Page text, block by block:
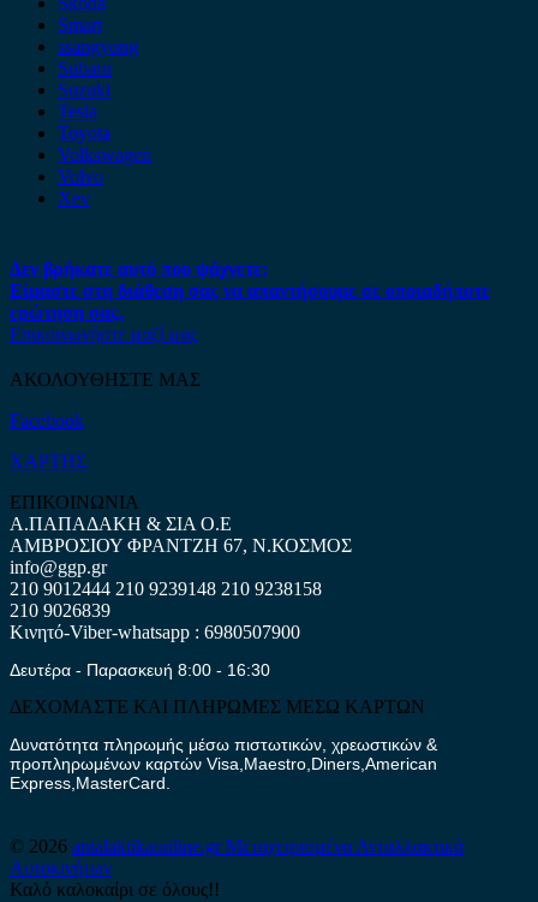
Smart
ssangyong
Subaru
Suzuki
Tesla
Toyota
Volkswagen
Volvo
Xev
Δεν βρήκατε αυτό που ψάχνετε;
Είμαστε στη διάθεση σας να απαντήσουμε σε οποιαδήποτε
ερώτηση σας.
Επικοινωνήστε μαζί μας
ΑΚΟΛΟΥΘΗΣΤΕ ΜΑΣ
Facebook
ΧΑΡΤΗΣ
ΕΠΙΚΟΙΝΩΝΙΑ
Α.ΠΑΠΑΔΑΚΗ & ΣΙΑ Ο.Ε
ΑΜΒΡΟΣΙΟΥ ΦΡΑΝΤΖΗ 67, Ν.ΚΟΣΜΟΣ
info@ggp.gr
210 9012444 210 9239148 210 9238158
210 9026839
Κινητό-Viber-whatsapp : 6980507900
Δευτέρα - Παρασκευή 8:00 - 16:30
ΔΕΧΟΜΑΣΤΕ ΚΑΙ ΠΛΗΡΩΜΕΣ ΜΕΣΩ ΚΑΡΤΩΝ
Δυνατότητα πληρωμής μέσω πιστωτικών, χρεωστικών &
προπληρωμένων καρτών Visa,Maestro,Diners,American
Express,MasterCard.
© 2026 antalaktikaonline.grΜεταχειρισμένα Ανταλλακτικά
Αυτοκινήτων
Καλό καλοκαίρι σε όλους!!